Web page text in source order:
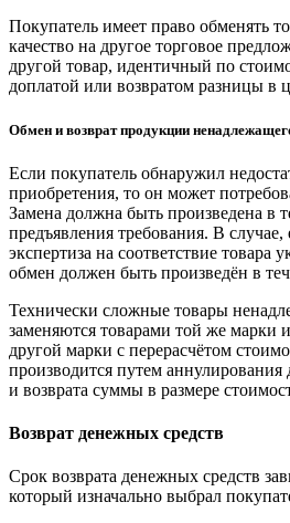
Покупатель имеет право обменять
качество на другое торговое
другой товар, идентичный по
доплатой или возвратом разницы в
Обмен и возврат продукции
Если покупатель обнаружил
приобретения, то он может
Замена должна быть произведена в
предъявления требования. В случае,
экспертиза на соответствие товара
обмен должен быть произведён в
Технически сложные товары
заменяются товарами той же марки
другой марки с перерасчётом
производится путем
и возврата суммы в размере
Возврат денежных средств
Срок возврата денежных средств
который изначально выбрал